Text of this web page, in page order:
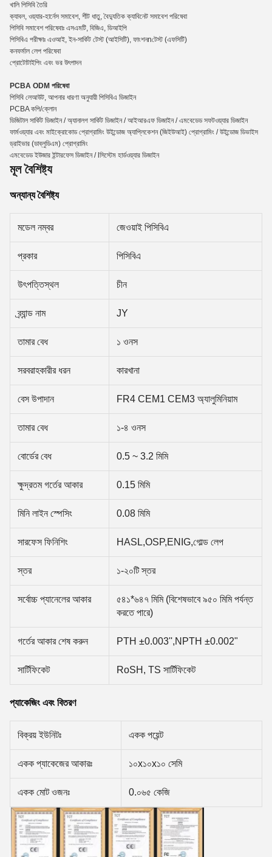
খালি পিসিবি তৈরি
ক্যাবল, ওয়্যার-হার্নেস সমাবেশ, শীট ধাতু, বৈদ্যুতিক ক্যাবিনেট সমাবেশ পরিষেবা
পিসিবি সমাবেশ পরিষেবাঃ এসএমটি, বিজিএ, ডিআইপি
পিসিবিএ পরীক্ষাঃ এওআই, ইন-সার্কিট টেস্ট (আইসিটি), ফাংশনnটেস্ট (এফসিটি)
কনফর্মাল লেপ পরিষেবা
প্রোটোটাইপিং এবং ভর উৎপাদন
PCBA ODM পরিষেবা
পিসিবি লেআউট, আপনার ধারণা অনুযায়ী পিসিবিএ ডিজাইন
PCBA কপি/ক্লোন
ডিজিটাল সার্কিট ডিজাইন / অ্যানালগ সার্কিট ডিজাইন / আইআরএফ ডিজাইন / এমবেডেড সফটওয়্যার ডিজাইন
ফার্মওয়্যার এবং মাইক্রোকোড প্রোগ্রামিং উইন্ডোজ অ্যাপ্লিকেশন (জিইউআই) প্রোগ্রামিং / উইন্ডোজ ডিভাইস
ড্রাইভার (ডাব্লুডিএম) প্রোগ্রামিং
এমবেডেড ইউজার ইন্টারফেস ডিজাইন / lসিস্টেম হার্ডওয়্যার ডিজাইন
মূল বৈশিষ্ট্য
অন্যান্য বৈশিষ্ট্য
মডেল নম্বর জেওয়াই পিসিবিএ
প্রকার পিসিবিএ
উৎপত্তিস্থল চীন
ব্র্যান্ড নাম JY
তামার বেধ ১ ওনস
সরবরাহকারীর ধরন কারখানা
বেস উপাদান FR4 CEM1 CEM3 অ্যালুমিনিয়াম
তামার বেধ ১-৪ ওনস
বোর্ডের বেধ 0.5 ~ 3.2 মিমি
ক্ষুদ্রতম গর্তের আকার 0.15 মিমি
মিনি লাইন স্পেসিং 0.08 মিমি
সারফেস ফিনিশিং HASL,OSP,ENIG,গোল্ড লেপ
স্তর ১-২০টি স্তর
সর্বোচ্চ প্যানেলের আকার
৫৪১*৬৪৭ মিমি (বিশেষভাবে ৯৫০ মিমি পর্যন্ত
করতে পারে)
গর্তের আকার শেষ করুন PTH ±0.003'',NPTH ±0.002"
সার্টিফিকেট RoSH, TS সার্টিফিকেট
প্যাকেজিং এবং বিতরণ
বিক্রয় ইউনিটঃ একক পয়েন্ট
একক প্যাকেজের আকারঃ ১০x১০x১০ সেমি
একক মোট ওজনঃ 0.০৬৫ কেজি